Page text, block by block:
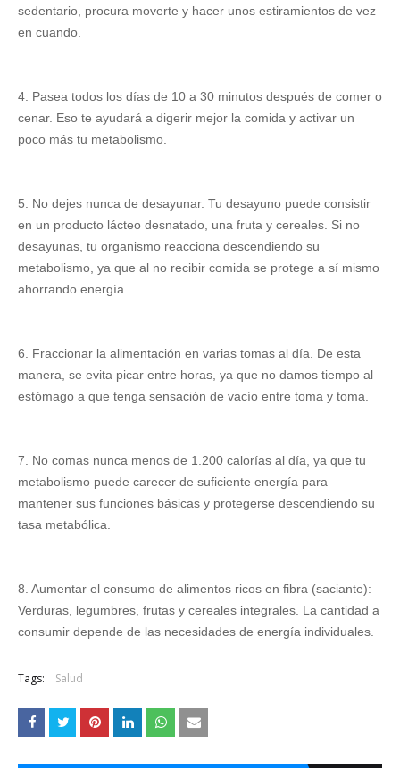
sedentario, procura moverte y hacer unos estiramientos de vez
en cuando.
4. Pasea todos los días de 10 a 30 minutos después de comer o
cenar. Eso te ayudará a digerir mejor la comida y activar un
poco más tu metabolismo.
5. No dejes nunca de desayunar. Tu desayuno puede consistir
en un producto lácteo desnatado, una fruta y cereales. Si no
desayunas, tu organismo reacciona descendiendo su
metabolismo, ya que al no recibir comida se protege a sí mismo
ahorrando energía.
6. Fraccionar la alimentación en varias tomas al día. De esta
manera, se evita picar entre horas, ya que no damos tiempo al
estómago a que tenga sensación de vacío entre toma y toma.
7. No comas nunca menos de 1.200 calorías al día, ya que tu
metabolismo puede carecer de suficiente energía para
mantener sus funciones básicas y protegerse descendiendo su
tasa metabólica.
8. Aumentar el consumo de alimentos ricos en fibra (saciante):
Verduras, legumbres, frutas y cereales integrales. La cantidad a
consumir depende de las necesidades de energía individuales.
Tags: Salud